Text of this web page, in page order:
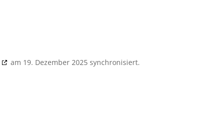
am 19. Dezember 2025 synchronisiert.